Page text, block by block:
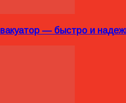
— быстро и